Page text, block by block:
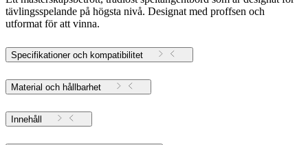
tävlingsspelande på högsta nivå. Designat med proffsen och
utformat för att vinna.
Specifikationer och kompatibilitet
Material och hållbarhet
Innehåll